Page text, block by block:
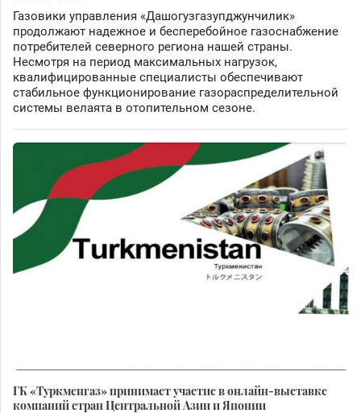
Газовики управления «Дашогузгазупджунчилик»
продолжают надежное и бесперебойное газоснабжение
потребителей северного региона нашей страны.
Несмотря на период максимальных нагрузок,
квалифицированные специалисты обеспечивают
стабильное функционирование газораспределительной
системы велаята в отопительном сезоне.
ГК «Туркменгаз» принимает участие в онлайн-выставке
компаний стран Центральной Азии и Японии